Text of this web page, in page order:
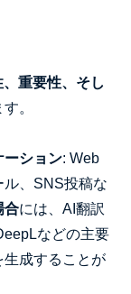
重要性、そし
。
ーション: Web
、SNS投稿な
合には、AI翻訳
などの主要
生成することが